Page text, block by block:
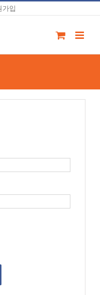
가입